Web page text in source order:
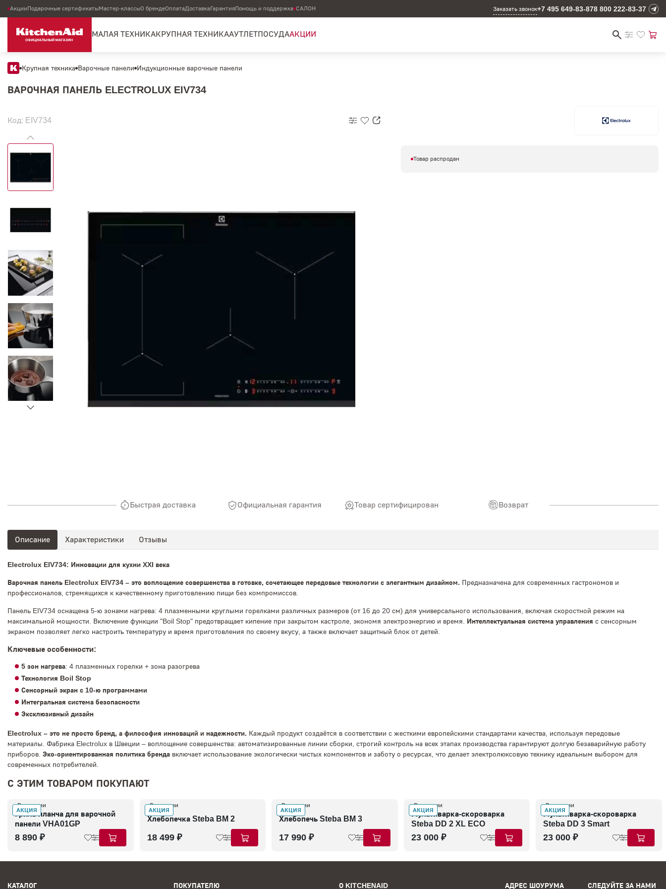
АкцииПодарочные сертификатыМастер-классыО брендеОплатаДоставкаГарантияПомощь и поддержка САЛОН Заказать звонок+7 495 649-83-878 800 222-83-37
МАЛАЯ ТЕХНИКАКРУПНАЯ ТЕХНИКААУТЛЕТПОСУДААКЦИИ
Крупная техника Варочные панели Индукционные варочные панели
ВАРОЧНАЯ ПАНЕЛЬ ELECTROLUX EIV734
Код: EIV734
Товар распродан
Быстрая доставка Официальная гарантия Товар сертифицирован Возврат
Описание Характеристики Отзывы
Electrolux EIV734: Инновации для кухни XXI века
Варочная панель Electrolux EIV734 – это воплощение совершенства в готовке, сочетающее передовые технологии с элегантным дизайном. Предназначена для современных гастрономов и
профессионалов, стремящихся к качественному приготовлению пищи без компромиссов.
Панель EIV734 оснащена 5-ю зонами нагрева: 4 плазменными круглыми горелками различных размеров (от 16 до 20 см) для универсального использования, включая скоростной режим на
максимальной мощности. Включение функции "Boil Stop" предотвращает кипение при закрытом кастроле, экономя электроэнергию и время. Интеллектуальная система управления с сенсорным
экраном позволяет легко настроить температуру и время приготовления по своему вкусу, а также включает защитный блок от детей.
Ключевые особенности:
5 зон нагрева: 4 плазменных горелки + зона разогрева
Технология Boil Stop
Сенсорный экран с 10-ю программами
Интегральная система безопасности
Эксклюзивный дизайн
Electrolux – это не просто бренд, а философия инноваций и надежности. Каждый продукт создаётся в соответствии с жесткими европейскими стандартами качества, используя передовые
материалы. Фабрика Electrolux в Швеции – воплощение совершенства: автоматизированные линии сборки, строгий контроль на всех этапах производства гарантируют долгую безаварийную работу
приборов. Эко-ориентированная политика бренда включает использование экологически чистых компонентов и заботу о ресурсах, что делает электролюксовую технику идеальным выбором для
современных потребителей.
С ЭТИМ ТОВАРОМ ПОКУПАЮТ
АКЦИЯ
В наличии
Гриль планча для варочной
панели VHA01GP
8 890 ₽
АКЦИЯ
В наличии
Хлебопечка Steba BM 2
18 499 ₽
АКЦИЯ
В наличии
Хлебопечь Steba BM 3
17 990 ₽
АКЦИЯ
В наличии
Мультиварка-скороварка
Steba DD 2 XL ECO
23 000 ₽
АКЦИЯ
В наличии
Мультиварка-скороварка
Steba DD 3 Smart
23 000 ₽
КАТАЛОГ ПОКУПАТЕЛЮ О KITCHENAID АДРЕС ШОУРУМА СЛЕДУЙТЕ ЗА НАМИ